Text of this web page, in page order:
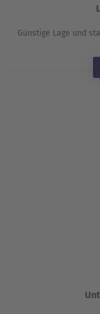
Günstige Lage und